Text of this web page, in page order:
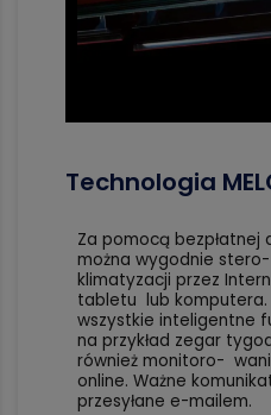
Technologia
Za pomocą bezpłatnej
można wygodnie
klimatyzacji przez
tabletu lub komputera.
wszystkie inteligentne
na przykład zegar
również monitoro-
online. Ważne
przesyłane e-mailem.